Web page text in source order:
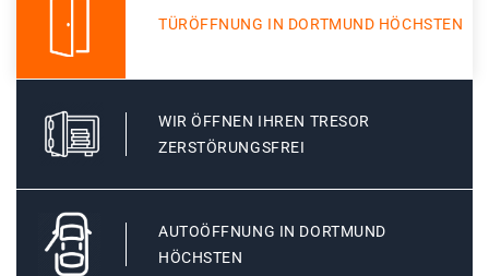
TÜRÖFFNUNG IN DORTMUND HÖCHSTEN
WIR ÖFFNEN IHREN TRESOR
ZERSTÖRUNGSFREI
AUTOÖFFNUNG IN DORTMUND
HÖCHSTEN